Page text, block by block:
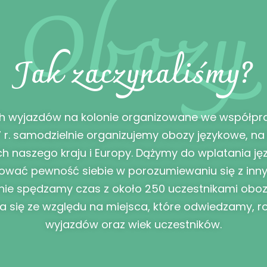
Obozy
Jak zaczynaliśmy?
wyjazdów na kolonie organizowane we
samodzielnie organizujemy obozy językowe,
naszego kraju i Europy. Dążymy do wplatania
pewność siebie w porozumiewaniu się z
spędzamy czas z około 250 uczestnikami
się ze względu na miejsca, które odwiedzamy,
wyjazdów oraz wiek uczestników.